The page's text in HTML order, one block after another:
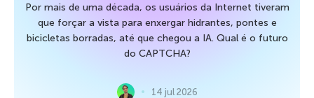
Por mais de uma década, os usuários da Internet tiveram
que forçar a vista para enxergar hidrantes, pontes e
bicicletas borradas, até que chegou a IA. Qual é o futuro
do CAPTCHA?
14 jul 2026